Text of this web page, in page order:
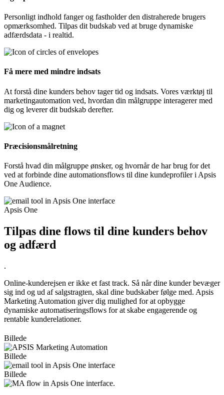
Personligt indhold fanger og fastholder den distraherede brugers
opmærksomhed. Tilpas dit budskab ved at bruge dynamiske
adfærdsdata - i realtid.
Få mere med mindre indsats
At forstå dine kunders behov tager tid og indsats. Vores værktøj til
marketingautomation ved, hvordan din målgruppe interagerer med
dig og leverer dit budskab derefter.
Præcisionsmålretning
Forstå hvad din målgruppe ønsker, og hvornår de har brug for det
ved at forbinde dine automationsflows til dine kundeprofiler i Apsis
One Audience.
Apsis One
Tilpas dine flows til dine kunders behov
og adfærd
.
Online-kunderejsen er ikke et fast track. Så når dine kunder bevæger
sig ind og ud af salgstragten, skal dine budskaber følge med. Apsis
Marketing Automation giver dig mulighed for at opbygge
dynamiske automatiseringsflows for at skabe engagerende og
rentable kunderelationer.
Billede
Billede
Billede